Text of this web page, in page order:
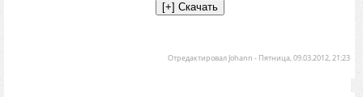
Отредактировал Johann - Пятница, 09.03.2012, 21:23